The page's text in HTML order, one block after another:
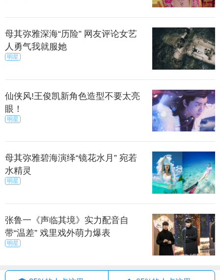
母其弥雅深海“历险” 网友评论女艺
人勇气我就服她
明星
仙侠风!王俊凯新角色造型不要太亮
眼！
明星
母其弥雅碧海演绎“镜花水月” 宛若
水精灵
明星
张鲁一《声临其境》实力配音自
带“温差” 戏里戏外萌力爆表
明星